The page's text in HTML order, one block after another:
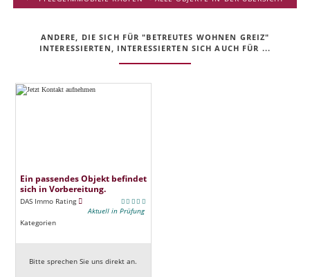
ANDERE, DIE SICH FÜR "BETREUTES WOHNEN GREIZ"
INTERESSIERTEN, INTERESSIERTEN SICH AUCH FÜR ...
Ein passendes Objekt befindet
sich in Vorbereitung.
DAS Immo Rating
Aktuell in Prüfung
Kategorien
Bitte sprechen Sie uns direkt an.